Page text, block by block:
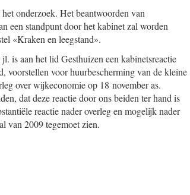
onderzoek. Het beantwoorden van
een standpunt door het kabinet zal worden
«Kraken en leegstand».
is aan het lid Gesthuizen een kabinetsreactie
voorstellen voor huurbescherming van de kleine
over wijkeconomie op 18 november as.
dat deze reactie door ons beiden ter hand is
reactie nader overleg en mogelijk nader
van 2009 tegemoet zien.